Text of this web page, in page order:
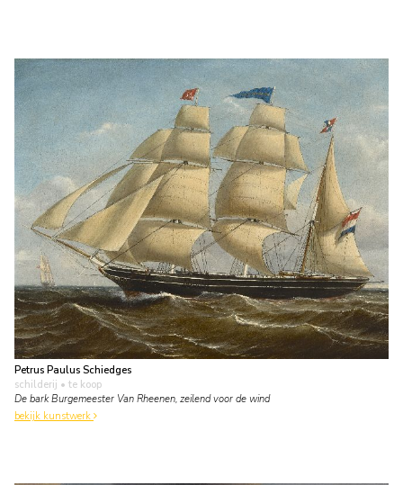
Petrus Paulus Schiedges
schilderij • te koop
De bark Burgemeester Van Rheenen, zeilend voor de wind
bekijk kunstwerk